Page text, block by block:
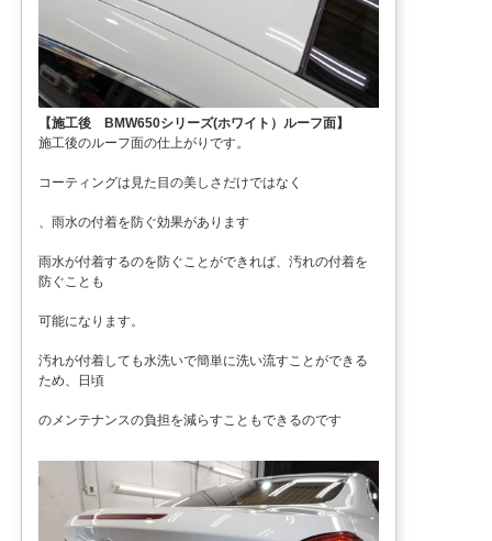
【施工後 BMW650シリーズ(ホワイト）ルーフ面】
施工後のルーフ面の仕上がりです。
コーティングは見た目の美しさだけではなく
、雨水の付着を防ぐ効果があります
雨水が付着するのを防ぐことができれば、汚れの付着を
防ぐことも
可能になります。
汚れが付着しても水洗いで簡単に洗い流すことができる
ため、日頃
のメンテナンスの負担を減らすこともできるのです